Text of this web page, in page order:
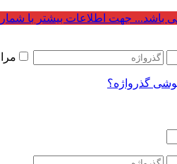
باشد... جهت اطلاعات بیشتر با
گذرواژه؟